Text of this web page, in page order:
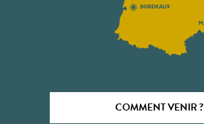
COMMENT VENIR ?